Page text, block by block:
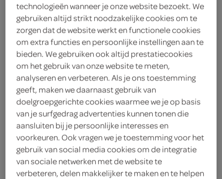
perssinaasappels
3.
49
2 Kilogram
Let op: aanbiedingen zijn niet zichtbaar bij de
producten, maar worden wél automatisch
verwerkt in de winkelmand.
technologieën wanneer je onze website bezoekt. We
gebruiken altijd strikt noodzakelijke cookies om te
zorgen dat de website werkt en functionele cookies
om extra functies en persoonlijke instellingen aan te
bieden. We gebruiken ook altijd prestatiecookies
om het gebruik van onze website te meten,
analyseren en verbeteren. Als je ons toestemming
geeft, maken we daarnaast gebruik van
doelgroepgerichte cookies waarmee we je op basis
van je surfgedrag advertenties kunnen tonen die
aansluiten bij je persoonlijke interesses en
voorkeuren. Ook vragen we je toestemming voor het
gebruik van social media cookies om de integratie
van sociale netwerken met de website te
verbeteren, delen makkelijker te maken en te helpen